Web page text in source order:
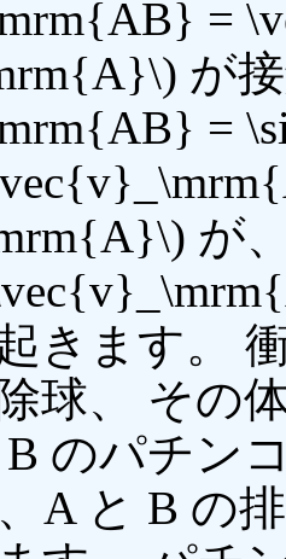
=
が
=
が
きます。
球、 その
のパチン
A と B の